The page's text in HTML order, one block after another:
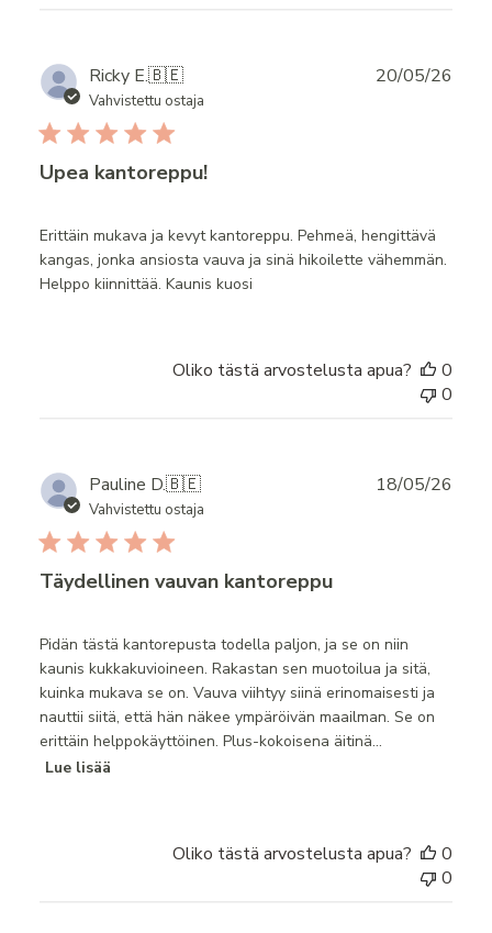
Ricky E.🇧🇪
Vahvistettu ostaja
Upea kantoreppu!
Erittäin mukava ja kevyt kantoreppu. Pehmeä, hengittävä
kangas, jonka ansiosta vauva ja sinä hikoilette vähemmän.
Helppo kiinnittää. Kaunis kuosi
20/05/26
Oliko tästä arvostelusta apua?
0
0
Pauline D.🇧🇪
Vahvistettu ostaja
Täydellinen vauvan kantoreppu
Pidän tästä kantorepusta todella paljon, ja se on niin
kaunis kukkakuvioineen. Rakastan sen muotoilua ja sitä,
kuinka mukava se on. Vauva viihtyy siinä erinomaisesti ja
nauttii siitä, että hän näkee ympäröivän maailman. Se on
erittäin helppokäyttöinen. Plus-kokoisena äitinä...
Lue lisää
18/05/26
Oliko tästä arvostelusta apua?
0
0